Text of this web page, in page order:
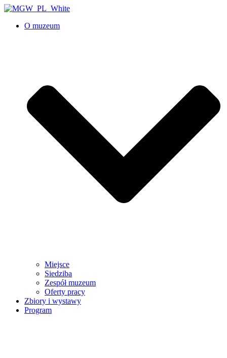
O muzeum
Miejsce
Siedziba
Zespół muzeum
Oferty pracy
Zbiory i wystawy
Program